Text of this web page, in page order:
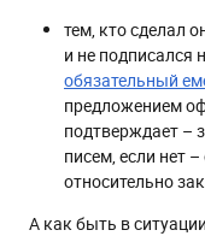
тем, кто сделал
и не подписался
обязательный
предложением
подтверждает –
писем, если нет
относительно
А как быть в